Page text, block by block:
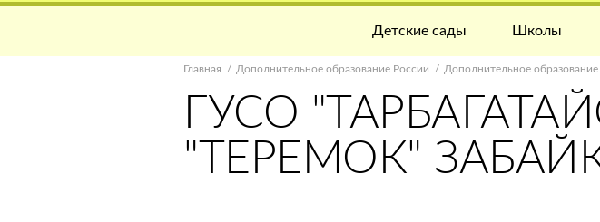
Детские сады Школы
Главная Дополнительное образование России Дополнительное образование
ГУСО
"ТЕРЕМОК"